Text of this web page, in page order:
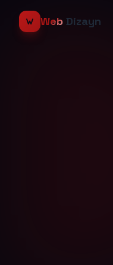
Web Dizayn